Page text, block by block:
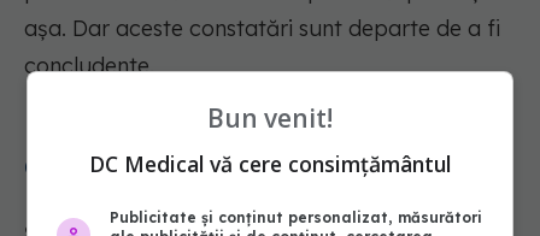
așa. Dar aceste constatări sunt departe de a fi
concludente.
Cât durează boala
Bun venit!
DC Medical vă cere consimțământul
Publicitate și conținut personalizat, măsurători